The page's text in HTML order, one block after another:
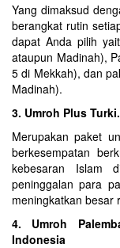
Yang dimaksud
berangkat rutin
dapat Anda pilih
ataupun Madinah),
5 di Mekkah), dan
Madinah).
3. Umroh Plus Turki.
Merupakan paket
berkesempatan
kebesaran Islam
peninggalan para
meningkatkan besar
4. Umroh
Indonesia